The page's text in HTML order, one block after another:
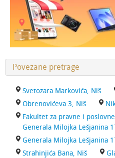
Povezane pretrage
Svetozara Markovića, Niš
Obrenovićeva 3, Niš
Fakultet za pravne i
Generala Milojka Lešjanina
Generala Milojka Lešjanina
Strahinjića Bana, Niš